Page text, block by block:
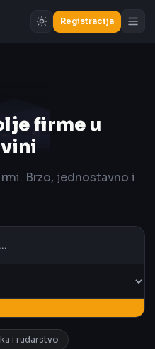
Registracija
firme u
Brzo, jednostavno i
i rudarstvo